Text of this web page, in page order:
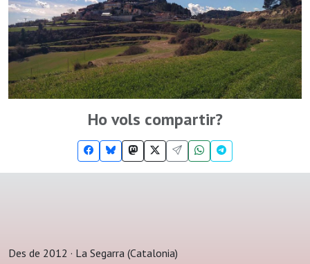
Ho vols compartir?
Des de 2012 · La Segarra (Catalonia)